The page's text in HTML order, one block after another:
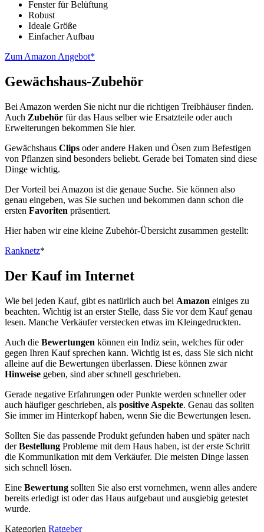
Fenster für Belüftung
Robust
Ideale Größe
Einfacher Aufbau
Zum Amazon Angebot*
Gewächshaus-Zubehör
Bei Amazon werden Sie nicht nur die richtigen Treibhäuser finden.
Auch Zubehör für das Haus selber wie Ersatzteile oder auch
Erweiterungen bekommen Sie hier.
Gewächshaus Clips oder andere Haken und Ösen zum Befestigen
von Pflanzen sind besonders beliebt. Gerade bei Tomaten sind diese
Dinge wichtig.
Der Vorteil bei Amazon ist die genaue Suche. Sie können also
genau eingeben, was Sie suchen und bekommen dann schon die
ersten Favoriten präsentiert.
Hier haben wir eine kleine Zubehör-Übersicht zusammen gestellt:
Ranknetz*
Der Kauf im Internet
Wie bei jeden Kauf, gibt es natürlich auch bei Amazon einiges zu
beachten. Wichtig ist an erster Stelle, dass Sie vor dem Kauf genau
lesen. Manche Verkäufer verstecken etwas im Kleingedruckten.
Auch die Bewertungen können ein Indiz sein, welches für oder
gegen Ihren Kauf sprechen kann. Wichtig ist es, dass Sie sich nicht
alleine auf die Bewertungen überlassen. Diese können zwar
Hinweise geben, sind aber schnell geschrieben.
Gerade negative Erfahrungen oder Punkte werden schneller oder
auch häufiger geschrieben, als positive Aspekte. Genau das sollten
Sie immer im Hinterkopf haben, wenn Sie die Bewertungen lesen.
Sollten Sie das passende Produkt gefunden haben und später nach
derBestellung Probleme mit dem Haus haben, ist der erste Schritt
die Kommunikation mit dem Verkäufer. Die meisten Dinge lassen
sich schnell lösen.
Eine Bewertung sollten Sie also erst vornehmen, wenn alles andere
bereits erledigt ist oder das Haus aufgebaut und ausgiebig getestet
wurde.
Kategorien Ratgeber